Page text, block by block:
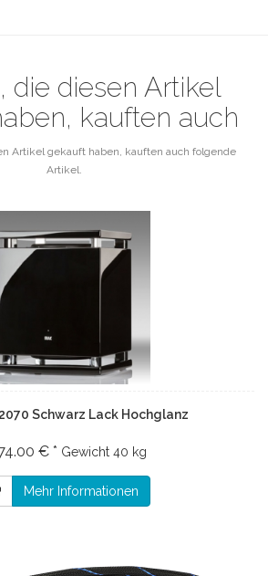
die diesen Artikel
kauften auch
Artikel gekauft haben, kauften auch folgende
Artikel.
Schwarz Lack Hochglanz
€ * Gewicht 40 kg
Mehr Informationen